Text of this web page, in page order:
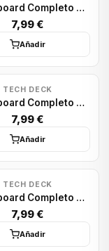
Fingerboard Completo Tech Deck: Primitive Pool
7,99 €
Añadir
TECH DECK
Fingerboard Completo Tech Deck: Primitive Rodriguez
7,99 €
Añadir
TECH DECK
Fingerboard Completo Tech Deck: DGK
7,99 €
Añadir